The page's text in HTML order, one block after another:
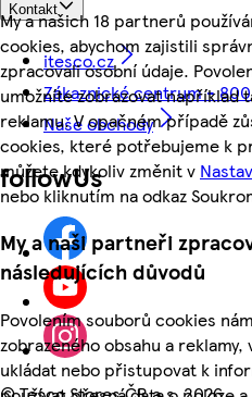
My a našich 18 partnerů
cookies, abychom zajistili
zpracovali osobní údaje.
umožníte zobrazovat například
reklamu. V opačném případě
cookies, které potřebujeme k
můžete kdykoliv změnit v
nebo kliknutím na odkaz
My a naši partneři
následujících důvodů
Povolením souborů cookies
zobrazeného obsahu a
ukládat nebo přistupovat k
Kontakt
itesco.cz
Zákaznické centrum -
Naše obchody
followUs